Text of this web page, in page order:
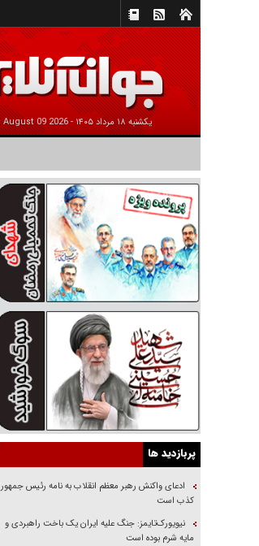
يکشنبه ۱۸ مرداد ۱۴۰۵ - 2026 August 09
پربازدید ها
ادعای واکنش رهبر معظم انقلاب به نامه رئیس جمهور
کذب است
نیویورک‌تایمز: جنگ علیه ایران یک باخت راهبردی و
مایه شرم بوده است